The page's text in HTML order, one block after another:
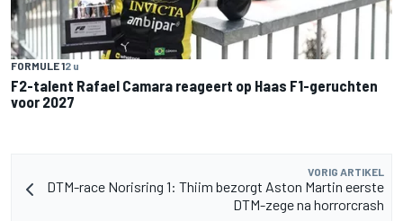
FORMULE 12 u
F2-talent Rafael Camara reageert op Haas F1-geruchten
voor 2027
VORIG ARTIKEL
DTM-race Norisring 1: Thiim bezorgt Aston Martin eerste
DTM-zege na horrorcrash